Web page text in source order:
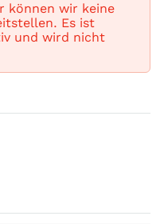
können wir keine
Es ist
und wird nicht